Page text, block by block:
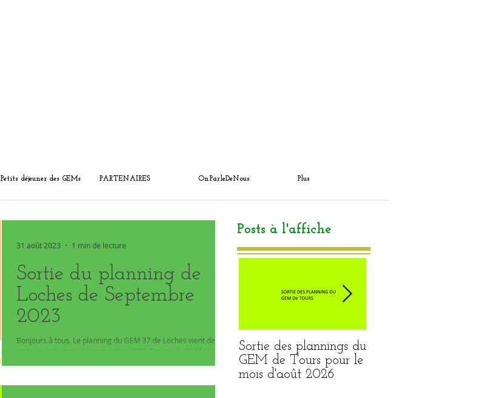
Petits déjeuner des GEMs PARTENAIRES OnParleDeNous Plus
Sortie du planning de
Loches de Septembre
2023
Bonjours à tous, Le planning du GEM 37 de Loches vient de
sortir pour le mois de septembre 2023. Equipe du GEM et le
31 août 2023 1 min de lecture
Posts à l'affiche
Sortie des plannings du
GEM de Tours pour le
mois d'août 2026